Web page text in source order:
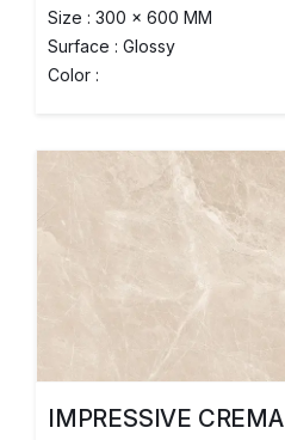
Size : 300 x 600 MM
Surface : Glossy
Color :
IMPRESSIVE CREMA